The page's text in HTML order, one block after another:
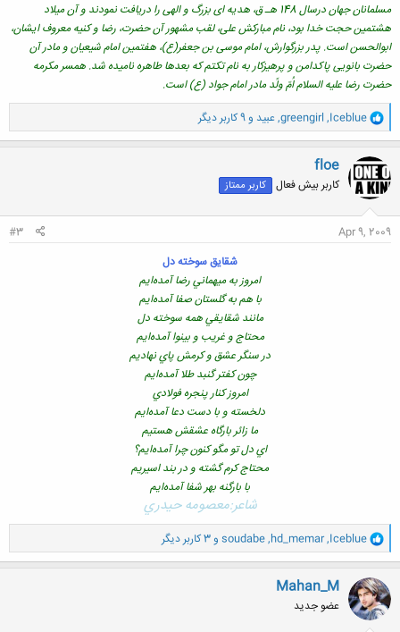
مسلمانان جهان درسال 148 هـ ق، هدیه ای بزرگ و الهی را دریافت نمودند و آن میلاد
هشتمین حجت خدا بود، نام مبارکش علی، لقب مشهور آن حضرت، رضا و کنیه معروف ایشان،
ابوالحسن است. پدر بزرگوارش، امام موسی بن جعفر(ع)، هفتمین امام شیعیان و مادر آن
حضرت بانویی پاکدامن و پرهیزکار به نام تکتم که بعدها طاهره نامیده شد. همسر مکرمه
حضرت رضا علیه السلام اُمّ ولًد مادر امام جواد (ع) است.
و
ا
ک
ن
ش
ه
ا
Iceblue
,
greengirl
,عبید و 9 کاربر دیگر
floe
کاربر بیش فعال کاربر ممتاز
Apr 9, 2009
#3
شقايق سوخته دل
امروز به ميهماني رضا آمده‌ايم
با هم به گلستان صفا آمده‌ايم
مانند شقايقي همه سوخته دل
محتاج و غريب و بينوا آمده‌ايم
در سنگر عشق و كرمش پاي نهاديم
چون كفتر گنبد طلا آمده‌ايم
امروز كنار پنجره فولادي
دلخسته و با دست دعا آمده‌ايم
ما زائر بارگاه عشقش هستيم
اي دل تو مگو كنون چرا آمده‌ايم؟
محتاج كرم گشته و در بند اسيريم
با بارگنه بهر شفا آمده‌ايم
شاعر:معصومه حيدري
و
ا
ک
ن
ش
ه
ا
Iceblue
,
hd_memar
,
soudabe و 3 کاربر دیگر
Mahan_M
عضو جدید